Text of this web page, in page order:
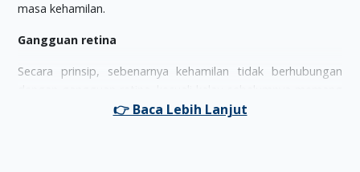
masa kehamilan.
Gangguan retina
Secara prinsip, sebenarnya kehamilan tidak berhubungan
memiliki kelainan retina. Buat Ibu hamil dengan miopia tinggi,